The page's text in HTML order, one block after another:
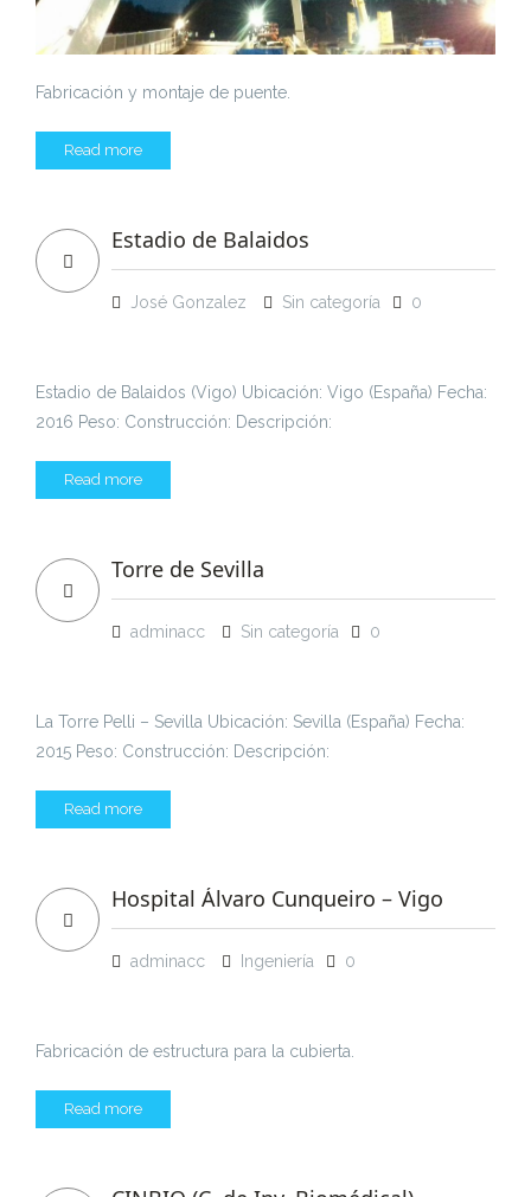
Fabricación y montaje de puente.
Read more
Estadio de Balaidos
José Gonzalez Sin categoría 0
Estadio de Balaidos (Vigo) Ubicación: Vigo (España) Fecha:
2016 Peso: Construcción: Descripción:
Read more
Torre de Sevilla
adminacc Sin categoría 0
La Torre Pelli – Sevilla Ubicación: Sevilla (España) Fecha:
2015 Peso: Construcción: Descripción:
Read more
Hospital Álvaro Cunqueiro – Vigo
adminacc Ingeniería 0
Fabricación de estructura para la cubierta.
Read more